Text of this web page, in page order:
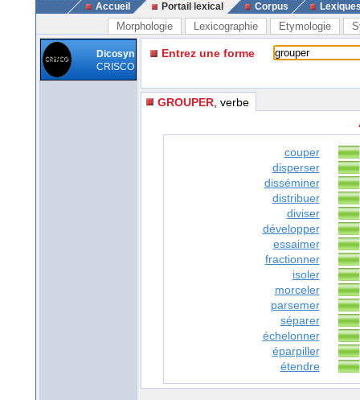
Accueil Portail lexical Corpus
Morphologie Lexicographie Etymologie
Dicosyn
CRISCO
Entrez une forme
GROUPER , verbe
couper
disperser
disséminer
distribuer
diviser
développer
essaimer
fractionner
isoler
morceler
parsemer
séparer
échelonner
éparpiller
étendre